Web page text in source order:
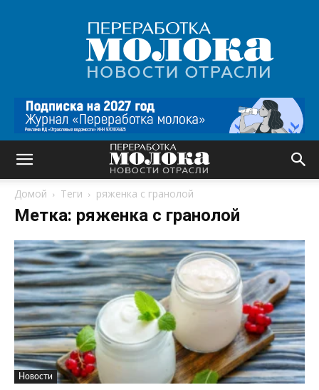
Переработка
молока
|
Новости
Домой Теги ряженка с гранолой
Метка: ряженка с гранолой
Новости